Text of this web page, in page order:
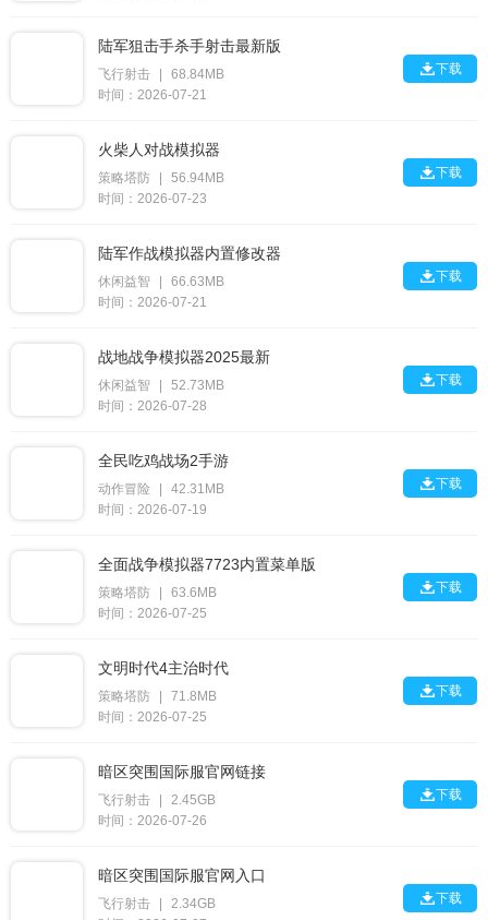
陆军狙击手杀手射击最新版
飞行射击
68.84MB
时间：2026-07-21
下载
火柴人对战模拟器
策略塔防
56.94MB
时间：2026-07-23
下载
陆军作战模拟器内置修改器
休闲益智
66.63MB
时间：2026-07-21
下载
战地战争模拟器2025最新
休闲益智
52.73MB
时间：2026-07-28
下载
全民吃鸡战场2手游
动作冒险
42.31MB
时间：2026-07-19
下载
全面战争模拟器7723内置菜单版
策略塔防
63.6MB
时间：2026-07-25
下载
文明时代4主治时代
策略塔防
71.8MB
时间：2026-07-25
下载
暗区突围国际服官网链接
飞行射击
2.45GB
时间：2026-07-26
下载
暗区突围国际服官网入口
飞行射击
2.34GB
下载